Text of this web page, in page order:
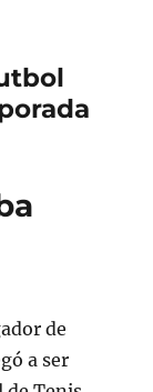
de
a ser